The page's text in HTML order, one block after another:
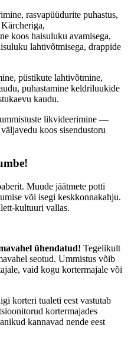
rasvapüüdurite puhastus,
koos haisuluku avamisega,
lahtivõtmisega, drappide
püstikute lahtivõtmine,
puhastamine keldriluukide
kaudu.
likvideerimine —
koos sisendustoru
Muude jäätmete potti
või isegi keskkonnakahju.
kultuuri vallas.
ühendatud! Tegelikult
seotud. Ummistus võib
vaid kogu kortermajale või
korteri tualeti eest vastutab
kortermajades
kannavad nende eest